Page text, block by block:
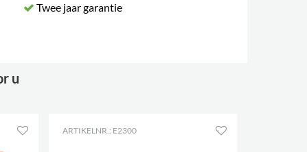
Twee jaar garantie
u
ARTIKELNR.: E2300